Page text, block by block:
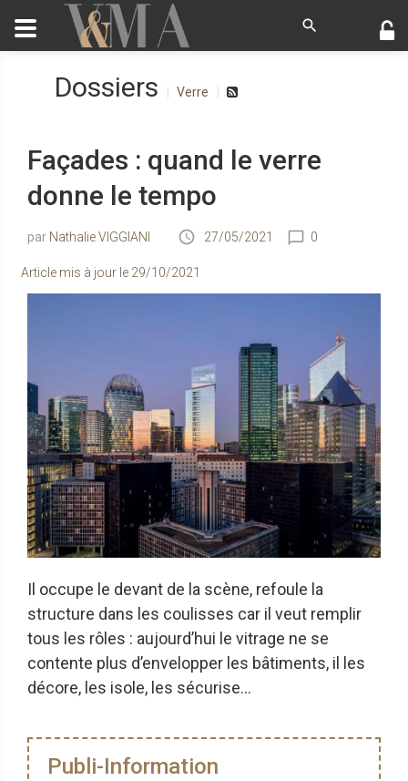
Dossiers Verre
Façades : quand le verre
donne le tempo
Nathalie VIGGIANI 27/05/2021 0
Article mis à jour le 29/10/2021
Il occupe le devant de la scène, refoule la
structure dans les coulisses car il veut remplir
tous les rôles : aujourd’hui le vitrage ne se
contente plus d’envelopper les bâtiments, il les
décore, les isole, les sécurise…
Publi-Information